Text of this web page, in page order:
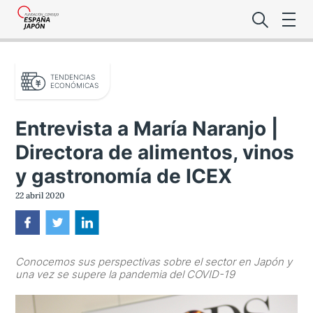
Lo último de la
Foro
Noticias
TENDENCIAS
ECONÓMICAS
Entrevista a María Naranjo |
Directora de alimentos, vinos
y gastronomía de ICEX
22 abril 2020
Conocemos sus perspectivas sobre el sector en Japón y
una vez se supere la pandemia del COVID-19